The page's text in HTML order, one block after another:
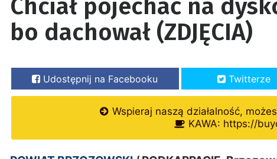
Chciał pojechać na
bo dachował (ZDJĘCIA)
Udostępnij na Facebooku Twitterze
Wspieraj naszą działalność,
KAWA: https://